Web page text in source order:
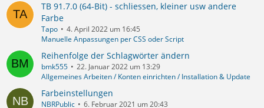
TB 91.7.0 (64-Bit) - schliessen, kleiner usw andere
Farbe
Tapo
4. April 2022 um 16:45
Manuelle Anpassungen per CSS oder Script
Reihenfolge der Schlagwörter ändern
bmk555
22. Januar 2022 um 13:29
Allgemeines Arbeiten / Konten einrichten / Installation & Update
Farbeinstellungen
NBRPublic
6. Februar 2021 um 20:43